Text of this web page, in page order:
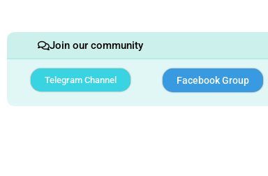
Join our community
Telegram Channel Facebook Group